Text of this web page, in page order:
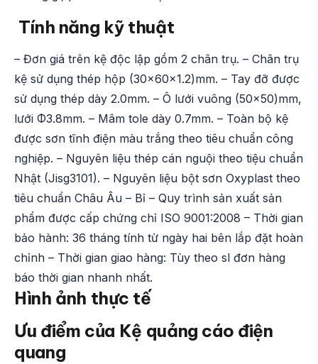
Tính năng kỹ thuật
– Đơn giá trên kệ độc lập gồm 2 chân trụ. – Chân trụ
kệ sử dụng thép hộp (30x60x1.2)mm. – Tay đỡ được
sử dụng thép dày 2.0mm. – Ô lưới vuông (50×50)mm,
lưới Φ3.8mm. – Mâm tole dày 0.7mm. – Toàn bộ kệ
được sơn tĩnh điện màu trắng theo tiêu chuẩn công
nghiệp. – Nguyên liệu thép cán nguội theo tiệu chuẩn
Nhật (Jisg3101). – Nguyên liệu bột sơn Oxyplast theo
tiêu chuẩn Châu Âu – Bỉ – Quy trình sản xuất sản
phẩm được cấp chứng chỉ ISO 9001:2008 – Thời gian
bảo hành: 36 tháng tính từ ngày hai bên lắp đặt hoàn
chỉnh – Thời gian giao hàng: Tùy theo sl đơn hàng
báo thời gian nhanh nhất.
Hình ảnh thực tế
Ưu điểm của Kệ quảng cáo điện
quang